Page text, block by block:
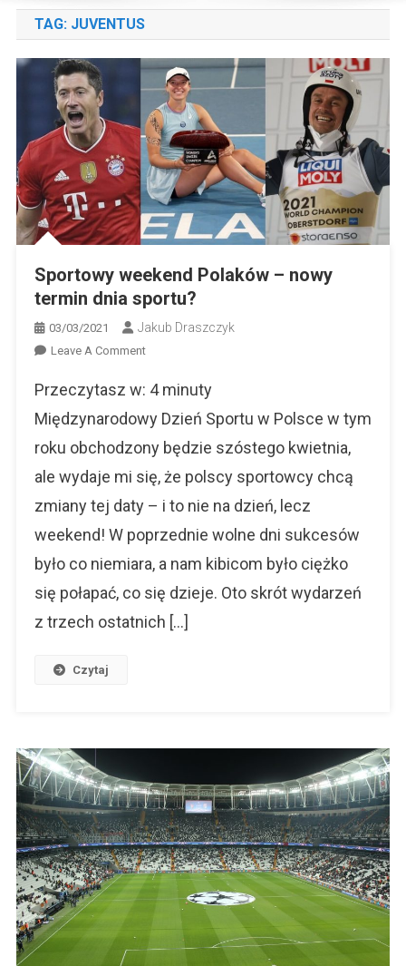
TAG: JUVENTUS
Sportowy weekend Polaków – nowy
termin dnia sportu?
03/03/2021 Jakub Draszczyk
Leave A CommentOn
Weekend
Polaków
Nowy
Termin
Przeczytasz w: 4 minuty
Międzynarodowy Dzień Sportu w Polsce w tym
roku obchodzony będzie szóstego kwietnia,
ale wydaje mi się, że polscy sportowcy chcą
zmiany tej daty – i to nie na dzień, lecz
weekend! W poprzednie wolne dni sukcesów
było co niemiara, a nam kibicom było ciężko
się połapać, co się dzieje. Oto skrót wydarzeń
z trzech ostatnich […]
Czytaj